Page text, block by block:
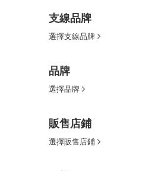
支線品牌
選擇支線品牌
品牌
選擇品牌
販售店鋪
選擇販售店鋪